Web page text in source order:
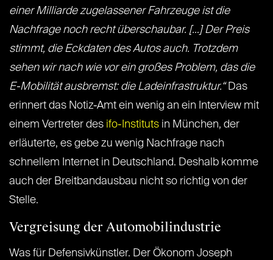
einer Milliarde zugelassener Fahrzeuge ist die
Nachfrage noch recht überschaubar. […] Der Preis
stimmt, die Eckdaten des Autos auch. Trotzdem
sehen wir nach wie vor ein großes Problem, das die
E-Mobilität ausbremst: die Ladeinfrastruktur.“Das
erinnert das Notiz-Amt ein wenig an ein Interview mit
einem Vertreter des ifo-Instituts in München, der
erläuterte, es gebe zu wenig Nachfrage nach
schnellem Internet in Deutschland. Deshalb komme
auch der Breitbandausbau nicht so richtig von der
Stelle.
Vergreisung der Automobilindustrie
Was für Defensivkünstler. Der Ökonom Joseph